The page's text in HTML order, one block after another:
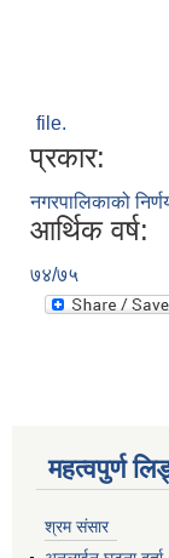
file.
प्रकार:
नगरपालिकाको
आर्थिक वर्ष:
७४/७५
महत्वपुर्ण
श्रम संसार